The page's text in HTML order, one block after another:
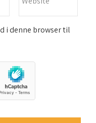
i denne browser til